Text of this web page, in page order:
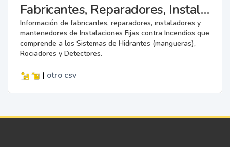
Fabricantes, Reparadores, Instaladores y Mantenedores de Instalaciones Fijas contra Incendios.
Información de fabricantes, reparadores, instaladores y
mantenedores de Instalaciones Fijas contra Incendios que
comprende a los Sistemas de Hidrantes (mangueras),
Rociadores y Detectores.
| otro csv